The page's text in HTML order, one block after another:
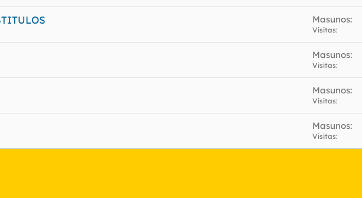
Masunos
Visitas
Masunos
Visitas
Masunos
Visitas
Masunos
Visitas